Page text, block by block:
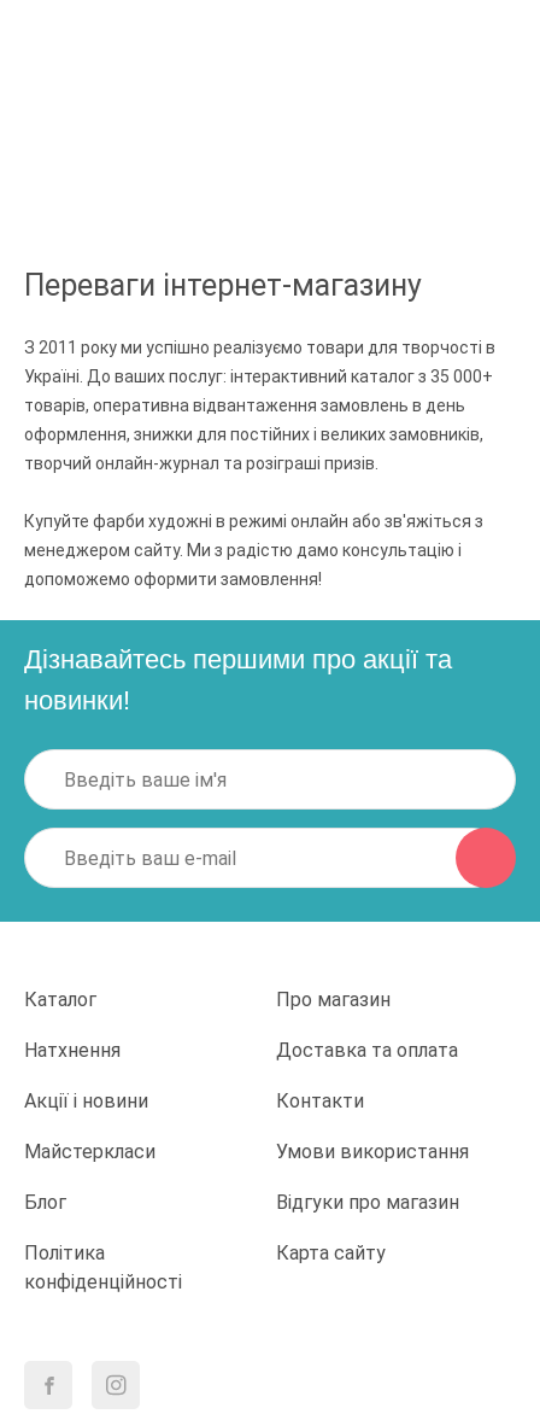
Переваги інтернет-магазину
З 2011 року ми успішно реалізуємо товари для творчості в
Україні. До ваших послуг: інтерактивний каталог з 35 000+
товарів, оперативна відвантаження замовлень в день
оформлення, знижки для постійних і великих замовників,
творчий онлайн-журнал та розіграші призів.
Купуйте фарби художні в режимі онлайн або зв'яжіться з
менеджером сайту. Ми з радістю дамо консультацію і
допоможемо оформити замовлення!
Дізнавайтесь першими про акції та
новинки!
Каталог Про магазин
Натхнення Доставка та оплата
Акції і новини Контакти
Майстеркласи Умови використання
Блог Відгуки про магазин
Політика
конфіденційності
Карта сайту